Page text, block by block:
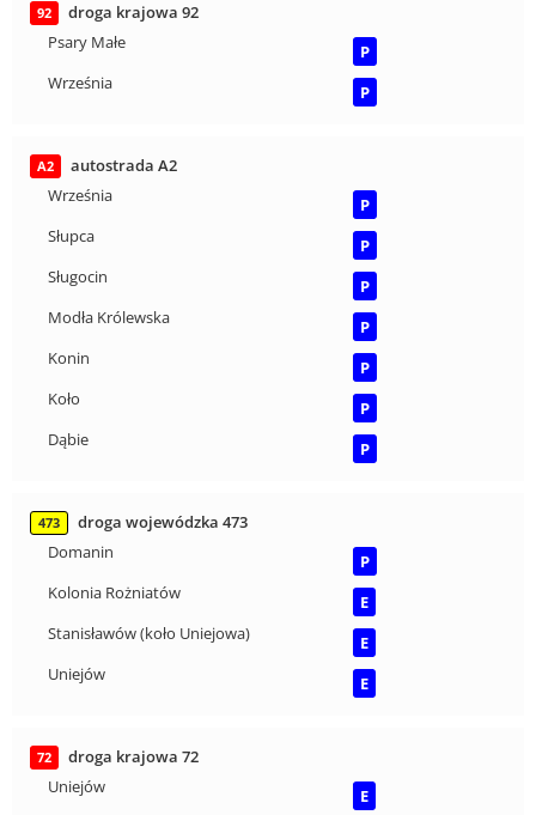
92
droga krajowa 92
Psary Małe
P
Września
P
A2
autostrada A2
Września
P
Słupca
P
Sługocin
P
Modła Królewska
P
Konin
P
Koło
P
Dąbie
P
473
droga wojewódzka 473
Domanin
P
Kolonia Rożniatów
E
Stanisławów (koło Uniejowa)
E
Uniejów
E
72
droga krajowa 72
Uniejów
E